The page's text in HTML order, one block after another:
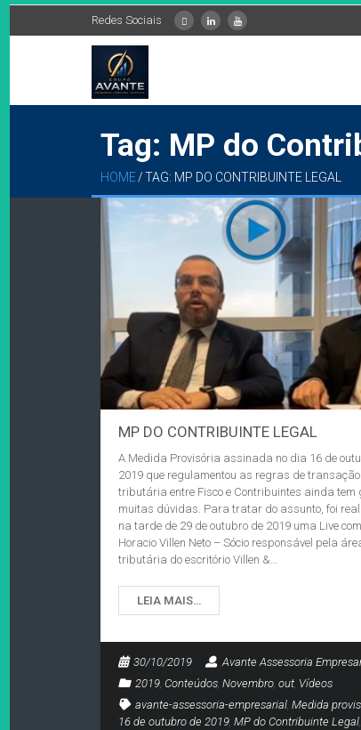
Redes Sociais
Tag: MP do
HOME /TAG: MP DO CONTRIBUINTE LEGAL
MP DO CONTRIBUINTE LEGAL
A Medida Provisória assinada no dia 16 de
2019 que regulamentou as regras de transação
tributária entre Fisco e Contribuintes ainda tem
muitas dúvidas. Para tratar do assunto, foi
na tarde de 29 de outubro de 2019 uma Live com
Horacio Villen Neto – Sócio responsável pela
tributária do escritório Villen &…
LEIA MAIS…
30/10/2019
Avante Assessoria
2019, Conteúdos, Novembro, out, Vídeos
avante-assessoria-empresarial, Medida
16 de outubro de 2019, MP do Contribuinte Legal,